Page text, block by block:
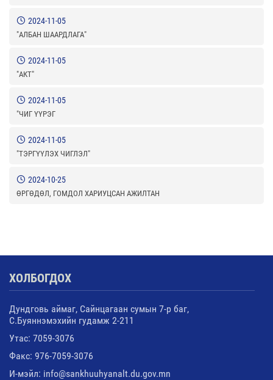
2024-11-05
"АЛБАН ШААРДЛАГА"
2024-11-05
"АКТ"
2024-11-05
"ЧИГ ҮҮРЭГ
2024-11-05
"ТЭРГҮҮЛЭХ ЧИГЛЭЛ"
2024-10-25
ӨРГӨДӨЛ, ГОМДОЛ ХАРИУЦСАН АЖИЛТАН
ХОЛБОГДОХ
Дундговь аймаг, Сайнцагаан сумын 7-р баг,
С.Буяннэмэхийн гудамж 2-211
Утас: 7059-3076
Факс: 976-7059-3076
И-мэйл: info@sankhuuhyanalt.du.gov.mn